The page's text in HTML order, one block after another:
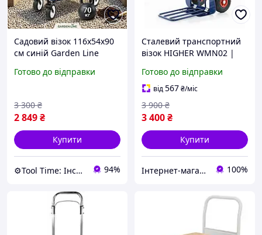
Садовий візок 116x54x90
см синій Garden Line
складаний візок для
тачка
Готово до відправки
2 849₴
3 300 ₴
Купити
⚙️Tool Time: Інструменти для будь-яких завдань! 94%
Сталевий транспортний
візок HIGHER WMN02 |
Готово до відправки
від567₴/міс
3 400₴
3 900 ₴
Купити
Інтернет-магазин "RevaStore" 100%